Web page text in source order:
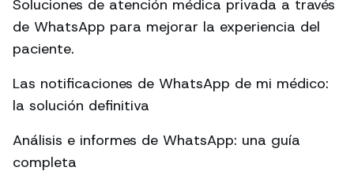
Soluciones de atención médica privada a través
de WhatsApp para mejorar la experiencia del
paciente.
Las notificaciones de WhatsApp de mi médico:
la solución definitiva
Análisis e informes de WhatsApp: una guía
completa